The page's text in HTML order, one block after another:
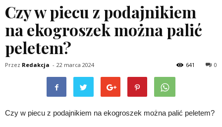
Czy w piecu z podajnikiem
na ekogroszek można palić
peletem?
Przez Redakcja - 22 marca 2024 0
641
Czy w piecu z podajnikiem na ekogroszek można palić peletem?